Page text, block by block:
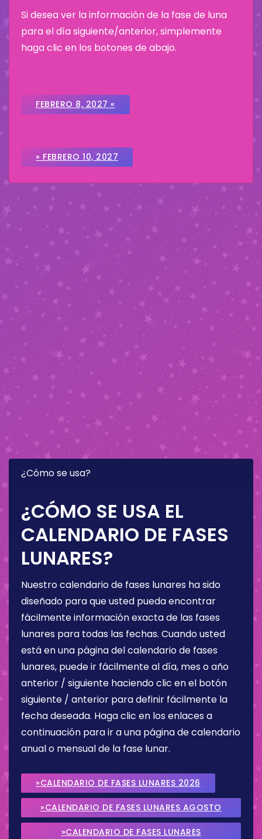
Si desea ver la información de la fase de luna
para el día siguiente/anterior, simplemente
haga clic en los botones de abajo.
FEBRERO 8, 2027 «
» FEBRERO 10, 2027
¿Cómo se usa?
¿CÓMO SE USA EL
CALENDARIO DE FASES
LUNARES?
Nuestro calendario de fases lunares ha sido
diseñado para que usted pueda encontrar
fácilmente información exacta de las fases
lunares para todas las fechas. Cuando usted
está en una página del calendario de fases
lunares, puede ir fácilmente al día, mes o año
anterior / siguiente haciendo clic en el botón
siguiente / anterior para definir fácilmente la
fecha deseada. Haga clic en los enlaces a
continuación para ir a una página de calendario
anual o mensual de la fase lunar.
»CALENDARIO DE FASES LUNARES 2026
»CALENDARIO DE FASES LUNARES AGOSTO
2026
»CALENDARIO DE FASES LUNARES